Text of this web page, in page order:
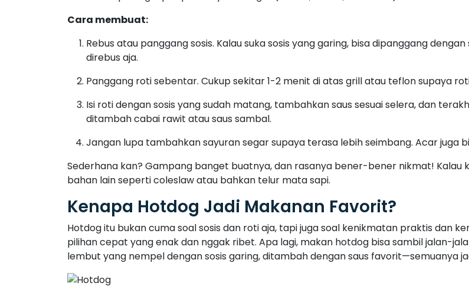
pilihan cepat yang enak dan nggak ribet. Apa lagi, makan hotdog bisa sambil jalan-
lembut yang nempel dengan sosis garing, ditambah dengan saus favorit—semuanya
Ada juga yang bilang, hotdog itu punya daya tarik karena kepraktisannya. Coba
roti dan sosis dari kulkas, terus tinggal dipanggang deh. Dalam 10 menit, hotdog sudah
Beberapa Variasi Hotdog yang Bisa Kamu Coba
Nah, meskipun hotdog standar itu enak banget, kadang-kadang saya pengen coba
berbagai variasi hotdog yang nggak kalah menarik. Di bawah ini, saya bakal share
ternyata rasanya bikin nagih!
1. Hotdog Keju Mozarella:
Topping keju mozarella yang meleleh di dalam roti hotdog? Duh, ini bikin setiap
keju mozarella di atas sosis panas, dan biarkan keju meleleh sempurna. Dijamin
2. Hotdog BBQ:
Kalau kamu suka rasa manis dan smokey, coba hotdog BBQ. Tambahkan saus BBQ
goreng. Rasanya? Hmm… berasa makan di grill bar gitu deh!